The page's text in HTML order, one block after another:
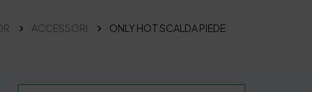
ACCESSORI ONLY HOT SCALDA PIEDE